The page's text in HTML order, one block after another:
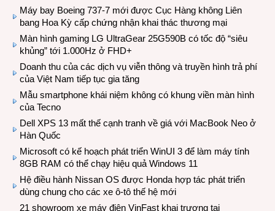
Máy bay Boeing 737-7 mới được Cục Hàng không Liên
bang Hoa Kỳ cấp chứng nhận khai thác thương mại
Màn hình gaming LG UltraGear 25G590B có tốc độ “siêu
khủng” tới 1.000Hz ở FHD+
Doanh thu của các dịch vụ viễn thông và truyền hình trả phí
của Việt Nam tiếp tục gia tăng
Mẫu smartphone khái niệm không có khung viền màn hình
của Tecno
Dell XPS 13 mất thế cạnh tranh về giá với MacBook Neo ở
Hàn Quốc
Microsoft có kế hoạch phát triển WinUI 3 để làm máy tính
8GB RAM có thể chạy hiệu quả Windows 11
Hệ điều hành Nissan OS được Honda hợp tác phát triển
dùng chung cho các xe ô-tô thế hệ mới
21 showroom xe máy điện VinFast khai trương tại